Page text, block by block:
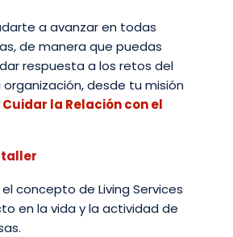
a avanzar en todas
de manera que puedas
respuesta a los retos del
desde tu misión
la Relación con el
taller
el concepto de Living Services
en la vida y la actividad de